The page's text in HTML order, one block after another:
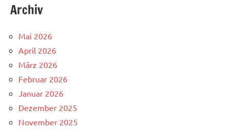
Archiv
Mai 2026
April 2026
März 2026
Februar 2026
Januar 2026
Dezember 2025
November 2025